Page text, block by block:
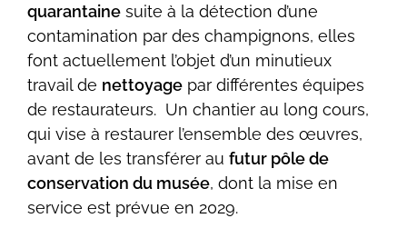
quarantaine suite à la détection d’une
contamination par des champignons, elles
font actuellement l’objet d’un minutieux
travail de nettoyage par différentes équipes
de restaurateurs. Un chantier au long cours,
qui vise à restaurer l’ensemble des œuvres,
avant de les transférer au futur pôle de
conservation du musée, dont la mise en
service est prévue en 2029.